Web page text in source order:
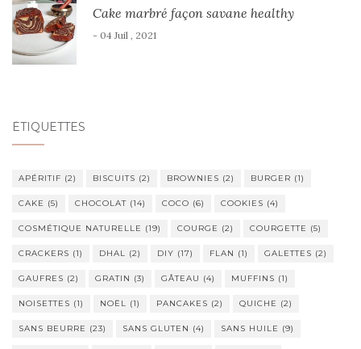
Cake marbré façon savane healthy
- 04 Juil , 2021
ÉTIQUETTES
APÉRITIF (2) BISCUITS (2) BROWNIES (2) BURGER (1)
CAKE (5) CHOCOLAT (14) COCO (6) COOKIES (4)
COSMÉTIQUE NATURELLE (19) COURGE (2) COURGETTE (5)
CRACKERS (1) DHAL (2) DIY (17) FLAN (1) GALETTES (2)
GAUFRES (2) GRATIN (3) GÂTEAU (4) MUFFINS (1)
NOISETTES (1) NOËL (1) PANCAKES (2) QUICHE (2)
SANS BEURRE (23) SANS GLUTEN (4) SANS HUILE (9)